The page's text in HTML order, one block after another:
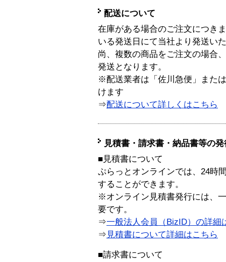
配送について
在庫がある場合のご注文につき
いる発送日にて当社より発送い
尚、複数の商品をご注文の場合
発送となります。
※配送業者は「佐川急便」また
けます
⇒配送について詳しくはこちら
見積書・請求書・納品書等の
■見積書について
ぷらっとオンラインでは、24時
することができます。
※オンライン見積書発行には、
要です。
⇒一般法人会員（BizID）の詳細
⇒ 見積書について詳細はこちら
■請求書について